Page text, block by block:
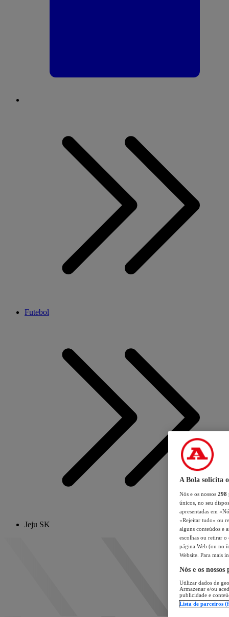
Futebol
Jeju SK
A Bola solicita
Nós e os nossos 298
únicos, no seu
apresentadas em
«Rejeitar tudo» ou
alguns conteúdos e
escolhas ou retirar
página Web (ou no
Website. Para mais
Nós e os
Utilizar dados de
Armazenar e/ou
publicidade e
Lista de parceiros